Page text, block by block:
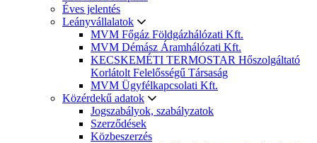
Éves jelentés
Leányvállalatok
MVM Főgáz Földgázhálózati Kft.
MVM Démász Áramhálózati Kft.
KECSKEMÉTI TERMOSTAR Hőszolgáltató
Korlátolt Felelősségű Társaság
MVM Ügyfélkapcsolati Kft.
Közérdekű adatok
Jogszabályok, szabályzatok
Szerződések
Közbeszerzés